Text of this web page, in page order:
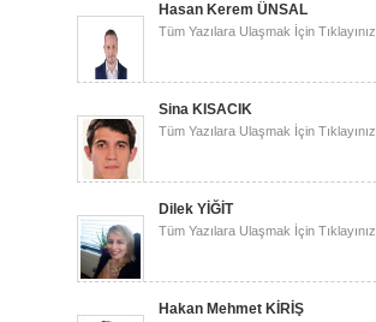
Hasan Kerem ÜNSAL
Tüm Yazılara Ulaşmak İçin Tıklayınız.
Sina KISACIK
Tüm Yazılara Ulaşmak İçin Tıklayınız.
Dilek YİĞİT
Tüm Yazılara Ulaşmak İçin Tıklayınız.
Hakan Mehmet KİRİŞ